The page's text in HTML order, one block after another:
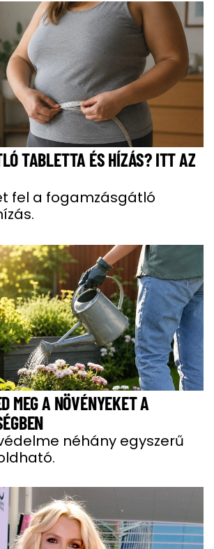
TABLETTA ÉS HÍZÁS? ITT AZ
fel a fogamzásgátló
MEG A NÖVÉNYEKET A
néhány egyszerű